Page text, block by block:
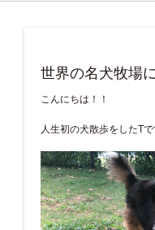
世界の名犬牧場
こんにちは！！
人生初の犬散歩をしたTで